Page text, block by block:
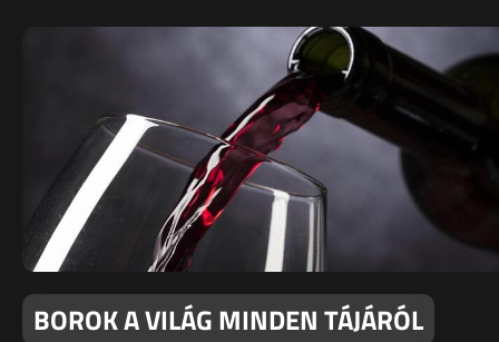
BOROK A VILÁG MINDEN TÁJÁRÓL